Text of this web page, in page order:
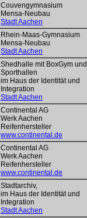
Couvengymnasium
Mensa-Neubau
Stadt Aachen
Rhein-Maas-Gymnasium
Mensa-Neubau
Stadt Aachen
Shedhalle mit BoxGym und
Sporthallen
im Haus der Identität und
Integration
Stadt Aachen
Continental AG
Werk Aachen
Reifenhersteller
www.continental.de
Continental AG
Werk Aachen
Reifenhersteller
www.continental.de
Stadtarchiv,
im Haus der Identität und
Integration
Stadt Aachen